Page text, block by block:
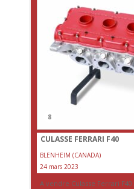
8
CULASSE FERRARI F40
BLENHEIM (CANADA)
24 mars 2023
A vendre Culasse Ferrari F40.